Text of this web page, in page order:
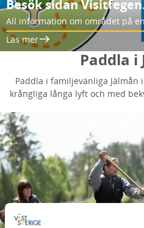
Besök sidan
All information om området på
Läs mer
Paddla i
Paddla i familjevänliga
krångliga långa lyft och med